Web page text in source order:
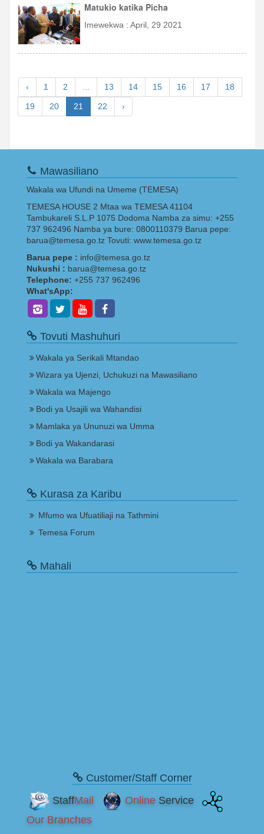
21
Matukio katika Picha
Imewekwa : April, 29 2021
‹ 1 2 ... 13 14 15 16 17 18
19 20 21 22 ›
Mawasiliano
Wakala wa Ufundi na Umeme (TEMESA)
TEMESA HOUSE 2 Mtaa wa TEMESA 41104
Tambukareli S.L.P 1075 Dodoma Namba za simu: +255
737 962496 Namba ya bure: 0800110379 Barua pepe:
barua@temesa.go.tz Tovuti: www.temesa.go.tz
Barua pepe : info@temesa.go.tz
Nukushi : barua@temesa.go.tz
Telephone: +255 737 962496
What'sApp:
Tovuti Mashuhuri
Wakala ya Serikali Mtandao
Wizara ya Ujenzi, Uchukuzi na Mawasiliano
Wakala wa Majengo
Bodi ya Usajili wa Wahandisi
Mamlaka ya Ununuzi wa Umma
Bodi ya Wakandarasi
Wakala wa Barabara
Kurasa za Karibu
Mfumo wa Ufuatiliaji na Tathmini
Temesa Forum
Mahali
Customer/Staff Corner
StaffMail Online Service
Our Branches